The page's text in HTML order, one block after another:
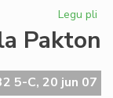
Legu pli
en
Pakton
5-C, 20 jun 07